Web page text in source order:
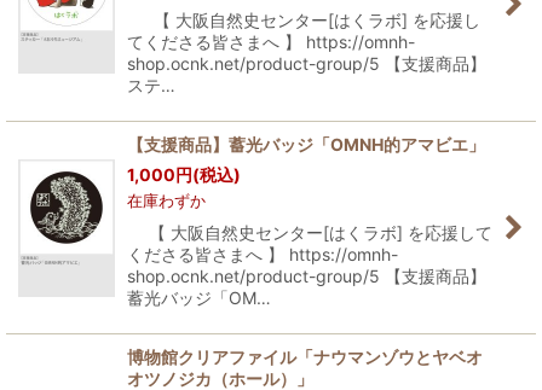
【 大阪自然史センター[はくラボ] を応援し
てくださる皆さまへ 】 https://omnh-
shop.ocnk.net/product-group/5 【支援商品】
ステ…
【支援商品】蓄光バッジ「OMNH的アマビエ」
1,000円(税込)
在庫わずか
【 大阪自然史センター[はくラボ] を応援して
くださる皆さまへ 】 https://omnh-
shop.ocnk.net/product-group/5 【支援商品】
蓄光バッジ「OM…
博物館クリアファイル「ナウマンゾウとヤベオ
オツノジカ（ホール）」